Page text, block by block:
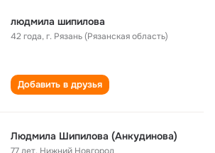
людмила шипилова
42 года,г. Рязань (Рязанская область)
Добавить в друзья
Людмила Шипилова (Анкудинова)